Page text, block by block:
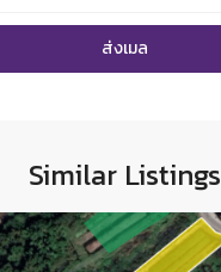
Similar Listings